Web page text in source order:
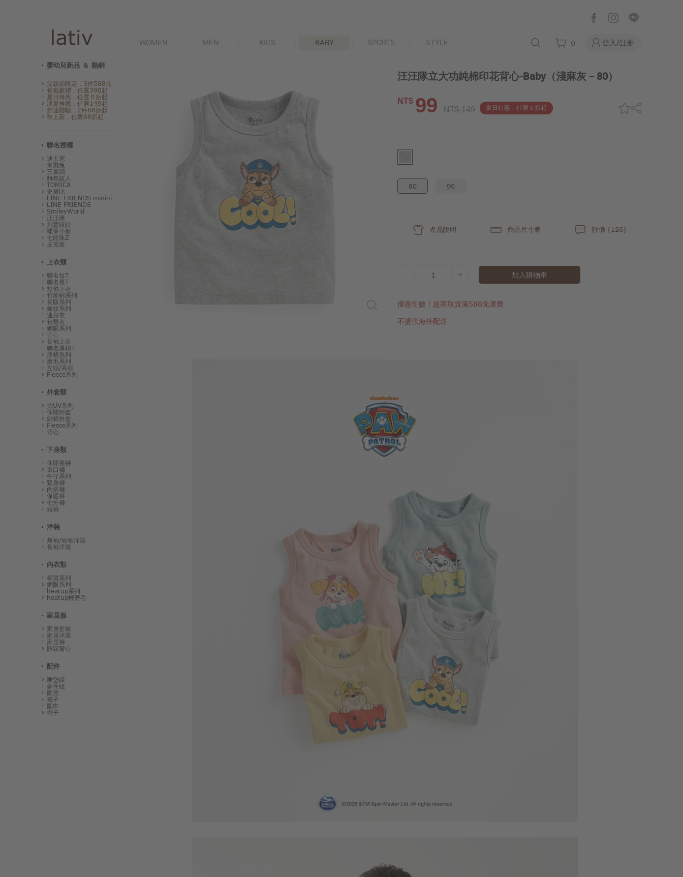
WOMEN MEN KIDS BABY SPORTS STYLE 0 登入/註冊
嬰幼兒新品 ＆ 熱銷
父親節限定．3件588元
爸氣獻禮．任選390起
夏日特惠．任選５折起
涼夏推薦．任選149起
舒適體驗．2件88折起
秋上新．任選88折起
聯名授權
迪士尼
米飛兔
三麗鷗
麵包超人
TOMICA
史努比
LINE FRIENDS minini
LINE FRIENDS
SmileyWorld
汪汪隊
創意設計
蠟筆小新
七龍珠Z
皮克斯
上衣類
聯名短T
聯名長T
短袖上衣
竹節棉系列
長版系列
條紋系列
連身衣
包臀衣
網眼系列
背心
長袖上衣
聯名厚棉T
厚棉系列
磨毛系列
立領/高領
Fleece系列
外套類
抗UV系列
休閒外套
鋪棉外套
Fleece系列
背心
下身類
休閒長褲
束口褲
牛仔系列
緊身褲
內搭褲
保暖褲
七分褲
短褲
洋裝
無袖/短袖洋裝
長袖洋裝
內衣類
棉質系列
網眼系列
heatup系列
heatup輕磨毛
家居服
家居套裝
家居洋裝
家居褲
防踢背心
配件
睡墊組
多件組
圍兜
襪子
圍巾
帽子
汪汪隊立大功純棉印花背心-Baby （淺麻灰－80）
NT$ 99 NT$ 149 夏日特惠．任選５折起
80 90
產品說明 商品尺寸表 評價 (126)
1 加入購物車
優惠倒數！超商取貨滿588免運費
不提供海外配送